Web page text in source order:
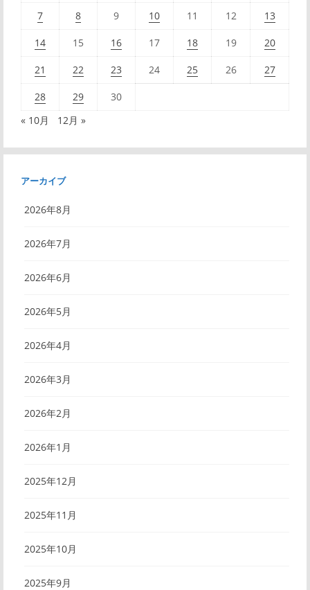
7 8 9 10 11 12 13
14 15 16 17 18 19 20
21 22 23 24 25 26 27
28 29
30
« 10月
12月 »
アーカイブ
2026年8月
2026年7月
2026年6月
2026年5月
2026年4月
2026年3月
2026年2月
2026年1月
2025年12月
2025年11月
2025年10月
2025年9月